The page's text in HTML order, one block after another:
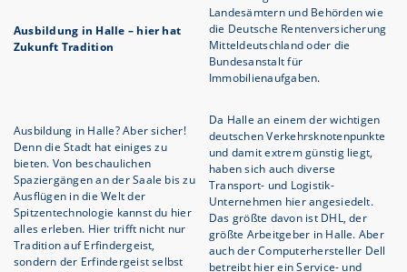
Ausbildung in Halle – hier hat
Zukunft Tradition
Ausbildung in Halle? Aber sicher!
Denn die Stadt hat einiges zu
bieten. Von beschaulichen
Spaziergängen an der Saale bis zu
Ausflügen in die Welt der
Spitzentechnologie kannst du hier
alles erleben. Hier trifft nicht nur
Tradition auf Erfindergeist,
sondern der Erfindergeist selbst
Landesämtern und Behörden wie
die Deutsche Rentenversicherung
Mitteldeutschland oder die
Bundesanstalt für
Immobilienaufgaben.
Da Halle an einem der wichtigen
deutschen Verkehrsknotenpunkte
und damit extrem günstig liegt,
haben sich auch diverse
Transport- und Logistik-
Unternehmen hier angesiedelt.
Das größte davon ist DHL, der
größte Arbeitgeber in Halle. Aber
auch der Computerhersteller Dell
betreibt hier ein Service- und